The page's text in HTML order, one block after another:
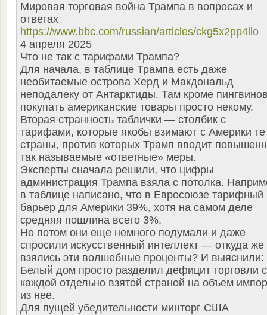
Мировая торговая война Трампа в вопросах и
ответах
https://www.bbc.com/russian/articles/ckg5x2pp4llo
4 апреля 2025
Что не так с тарифами Трампа?
Для начала, в таблице Трампа есть даже
необитаемые острова Херд и Макдональд
неподалеку от Антарктиды. Там кроме
покупать американские товары просто некому.
Вторая странность таблички — столбик с
тарифами, которые якобы взимают с Америки те
страны, против которых Трамп вводит
так называемые «ответные» меры.
Эксперты сначала решили, что цифры
администрация Трампа взяла с потолка.
в таблице написано, что в Евросоюзе тарифный
барьер для Америки 39%, хотя на самом деле
средняя пошлина всего 3%.
Но потом они еще немного подумали и даже
спросили искусственный интеллект — откуда же
взялись эти волшебные проценты? И выяснили:
Белый дом просто разделил дефицит торговли с
каждой отдельно взятой страной на объем
из нее.
Для пущей убедительности минторг США